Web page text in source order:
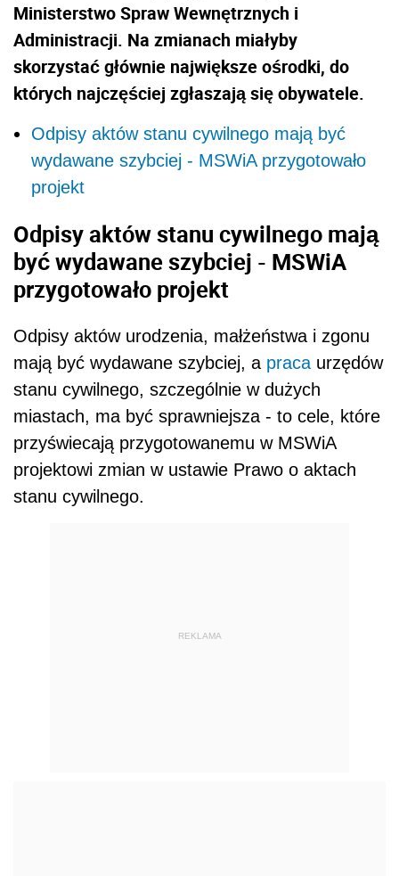
Ministerstwo Spraw Wewnętrznych i
Administracji. Na zmianach miałyby
skorzystać głównie największe ośrodki, do
których najczęściej zgłaszają się obywatele.
Odpisy aktów stanu cywilnego mają być
wydawane szybciej - MSWiA przygotowało
projekt
Odpisy aktów stanu cywilnego mają
być wydawane szybciej - MSWiA
przygotowało projekt
Odpisy aktów urodzenia, małżeństwa i zgonu
mają być wydawane szybciej, a praca urzędów
stanu cywilnego, szczególnie w dużych
miastach, ma być sprawniejsza - to cele, które
przyświecają przygotowanemu w MSWiA
projektowi zmian w ustawie Prawo o aktach
stanu cywilnego.
REKLAMA